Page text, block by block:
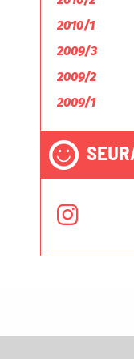
2010/1
2009/3
2009/2
2009/1